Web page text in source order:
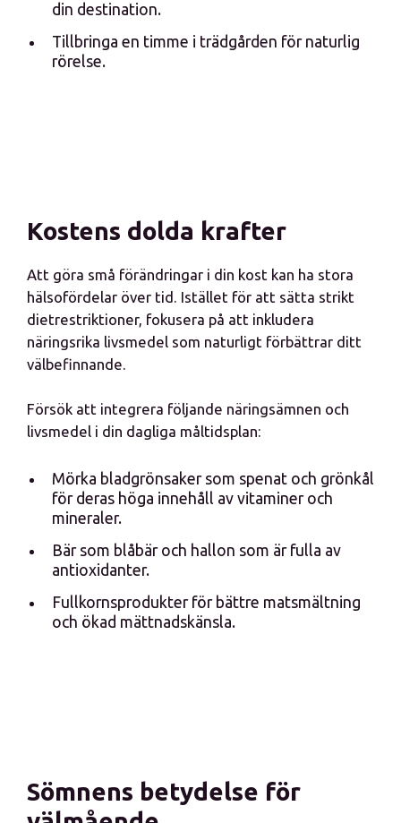
din destination.
Tillbringa en timme i trädgården för naturlig
rörelse.
Kostens dolda krafter
Att göra små förändringar i din kost kan ha stora
hälsofördelar över tid. Istället för att sätta strikt
dietrestriktioner, fokusera på att inkludera
näringsrika livsmedel som naturligt förbättrar ditt
välbefinnande.
Försök att integrera följande näringsämnen och
livsmedel i din dagliga måltidsplan:
Mörka bladgrönsaker som spenat och grönkål
för deras höga innehåll av vitaminer och
mineraler.
Bär som blåbär och hallon som är fulla av
antioxidanter.
Fullkornsprodukter för bättre matsmältning
och ökad mättnadskänsla.
Sömnens betydelse för